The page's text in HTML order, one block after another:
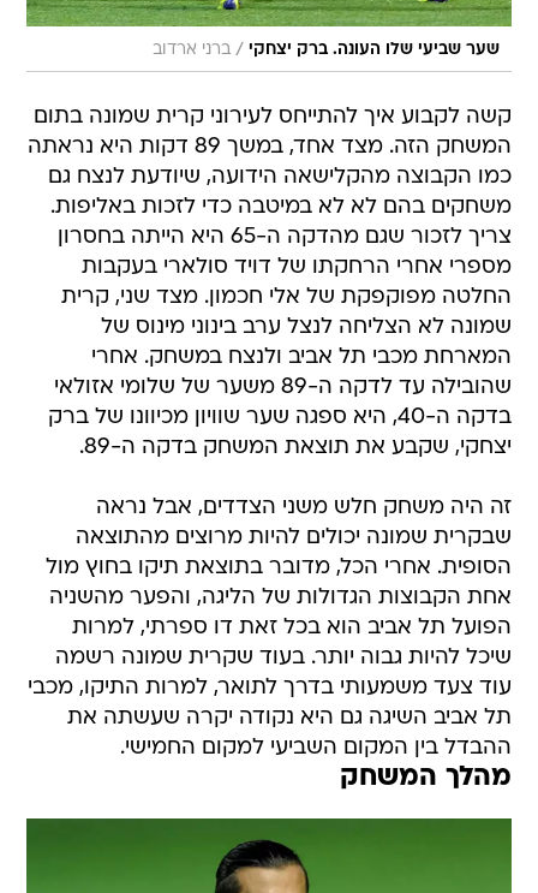
שער שביעי שלו העונה. ברק יצחקי / ברני ארדוב
קשה לקבוע איך להתייחס לעירוני קרית שמונה בתום
המשחק הזה. מצד אחד, במשך 89 דקות היא נראתה
כמו הקבוצה מהקלישאה הידועה, שיודעת לנצח גם
משחקים בהם לא לא במיטבה כדי לזכות באליפות.
צריך לזכור שגם מהדקה ה-65 היא הייתה בחסרון
מספרי אחרי הרחקתו של דויד סולארי בעקבות
החלטה מפוקפקת של אלי חכמון. מצד שני, קרית
שמונה לא הצליחה לנצל ערב בינוני מינוס של
המארחת מכבי תל אביב ולנצח במשחק. אחרי
שהובילה עד לדקה ה-89 משער של שלומי אזולאי
בדקה ה-40, היא ספגה שער שוויון מכיוונו של ברק
יצחקי, שקבע את תוצאת המשחק בדקה ה-89.
זה היה משחק חלש משני הצדדים, אבל נראה
שבקרית שמונה יכולים להיות מרוצים מהתוצאה
הסופית. אחרי הכל, מדובר בתוצאת תיקו בחוץ מול
אחת הקבוצות הגדולות של הליגה, והפער מהשניה
הפועל תל אביב הוא בכל זאת דו ספרתי, למרות
שיכל להיות גבוה יותר. בעוד שקרית שמונה רשמה
עוד צעד משמעותי בדרך לתואר, למרות התיקו, מכבי
תל אביב השיגה גם היא נקודה יקרה שעשתה את
ההבדל בין המקום השביעי למקום החמישי.
מהלך המשחק